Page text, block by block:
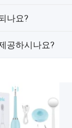
협의 가능합니다.
나요?
문 전에 저희와 확
공하시나요?